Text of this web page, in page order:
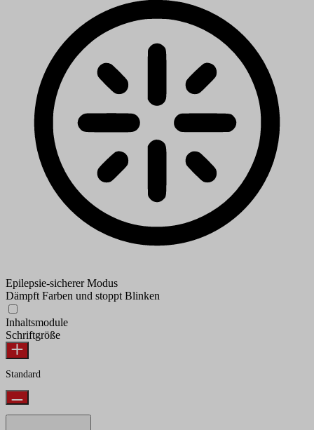
Epilepsie-sicherer Modus
Dämpft Farben und stoppt Blinken
Inhaltsmodule
Schriftgröße
Standard